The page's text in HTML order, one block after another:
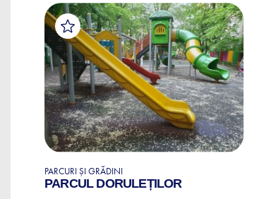
PARCURI ȘI GRĂDINI
PARCUL DORULEȚILOR